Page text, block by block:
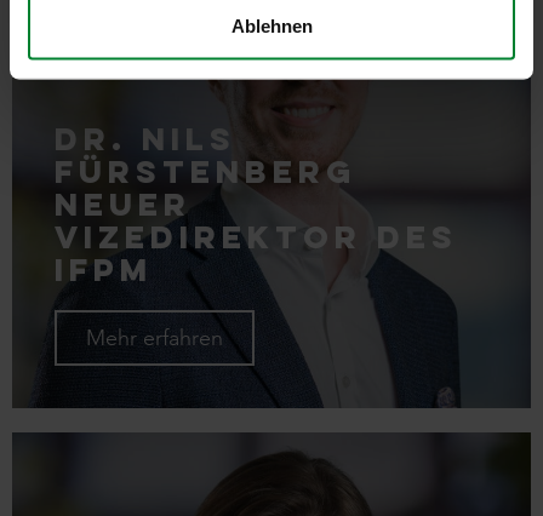
Ablehnen
Dr. Nils
Fürstenberg
neuer
Vizedirektor des
IFPM
Mehr erfahren